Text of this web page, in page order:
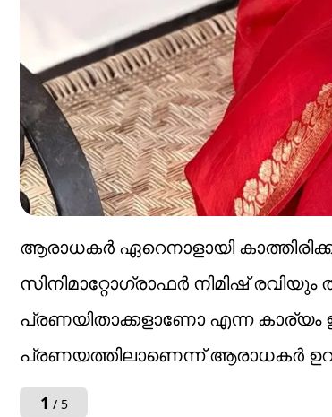
ആരാധകര്‍ ഏറെനാളായി
സിനിമാറ്റോഗ്രാഫര്‍ നിമിഷ്
പ്രണയിതാക്കളാണോ എന്ന
പ്രണയത്തിലാണെന്ന് ആരാധകര്‍
1 / 5